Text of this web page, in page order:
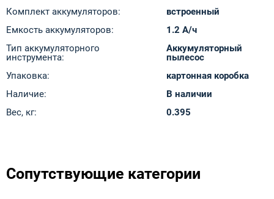
Комплект аккумуляторов:
встроенный
Емкость аккумуляторов:
1.2 А/ч
Тип аккумуляторного
инструмента:
Аккумуляторный
пылесос
Упаковка:
картонная коробка
Наличие:
В наличии
Вес, кг:
0.395
Сопутствующие категории